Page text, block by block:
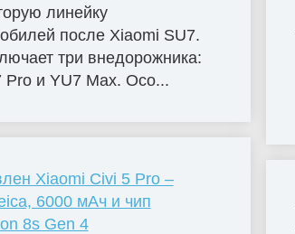
линейку
после Xiaomi SU7.
три внедорожника:
Pro и YU7 Max. Осо...
Xiaomi Civi 5 Pro –
6000 мАч и чип
8s Gen 4